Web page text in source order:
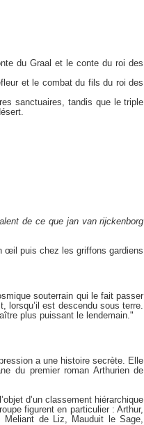
du Graal et le conte du roi des
et le combat du fils du roi des
sanctuaires, tandis que le triple
de ce que jan van rijckenborg
œil puis chez les griffons gardiens
souterrain qui le fait passer
lorsqu’il est descendu sous terre.
plus puissant le lendemain."
a une histoire secrète. Elle
du premier roman Arthurien de
d’un classement hiérarchique
figurent en particulier : Arthur,
de Liz, Mauduit le Sage,